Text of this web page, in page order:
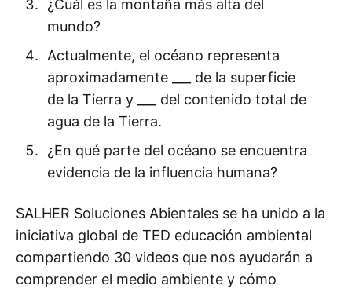
¿Cuál es la montaña más alta del
mundo?
Actualmente, el océano representa
aproximadamente ___ de la superficie
de la Tierra y ___ del contenido total de
agua de la Tierra.
¿En qué parte del océano se encuentra
evidencia de la influencia humana?
SALHER Soluciones Abientales se ha unido a la
iniciativa global de TED educación ambiental
compartiendo 30 videos que nos ayudarán a
comprender el medio ambiente y cómo